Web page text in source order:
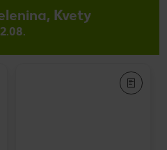
Kvety